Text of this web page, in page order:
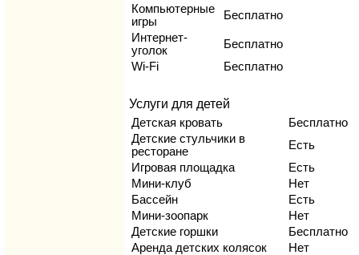
Компьютерные
игры
Бесплатно
Интернет-
уголок
Бесплатно
Wi-Fi
Бесплатно
Услуги для детей
Детская кровать
Бесплатно
Детские стульчики в
ресторане
Есть
Игровая площадка
Есть
Мини-клуб
Нет
Бассейн
Есть
Мини-зоопарк
Нет
Детские горшки
Бесплатно
Аренда детских колясок
Нет